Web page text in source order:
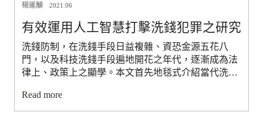
員相關法定給付如何計算、各個報酬項目及伙食費是
否該當於勞動基準法的工資、比例計算有給年休之前
提、排假方式、有給年休折算薪津之取得前提與其性
質、被迫辭職時之資遣費、調動船員工作是否以合意
為必要、工作年資的計算方式等議題，將相關爭點暨
法院判決見解作概要之整理與分析，並就部分爭議提
楊暹黼 2021.06
有效運用人工智慧打擊洗錢犯罪之研究
洗錢防制，在洗錢手段日益複雜、資恐金源五花八
門，以及科技洗錢手段遍地開花之年代，逐漸成為法
律上、政策上之顯學。本文首先地毯式介紹當代洗錢
段，進行不法交易或洗錢之具體情形，從而導引至當
代反洗錢法制發展與整合之脈絡。其次，基於洗錢日
Read more